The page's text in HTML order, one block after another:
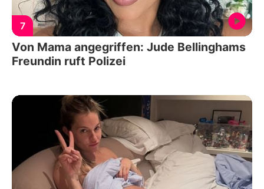
7
Von Mama angegriffen: Jude Bellinghams
Freundin ruft Polizei